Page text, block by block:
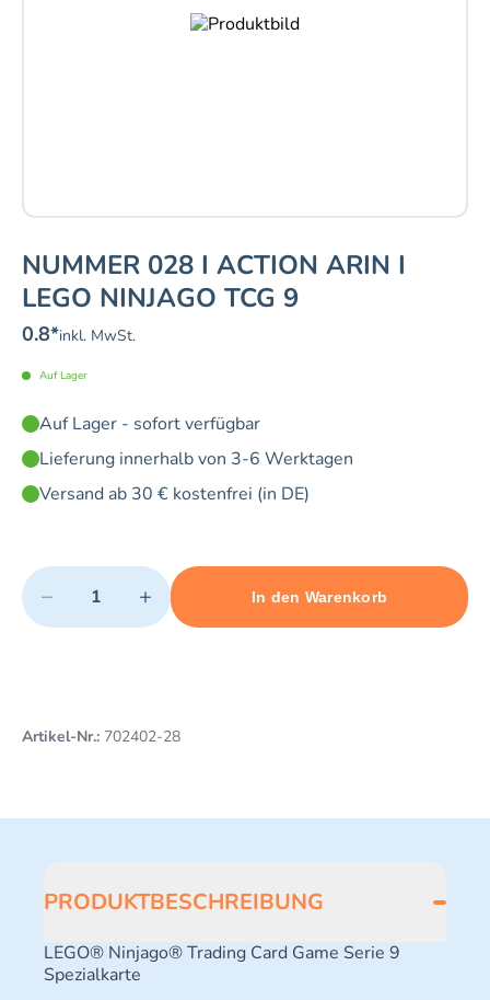
NUMMER 028 I ACTION ARIN I
LEGO NINJAGO TCG 9
0.8*inkl. MwSt.
Auf Lager
Auf Lager - sofort verfügbar
Lieferung innerhalb von 3-6 Werktagen
Versand ab 30 € kostenfrei (in DE)
Quantity
− +
Minimum quantity: 1 Maximum quantity: 3
In den Warenkorb
Add 1 item to cart
Artikel-Nr.: 702402-28
PRODUKTBESCHREIBUNG
LEGO® Ninjago® Trading Card Game Serie 9
Spezialkarte